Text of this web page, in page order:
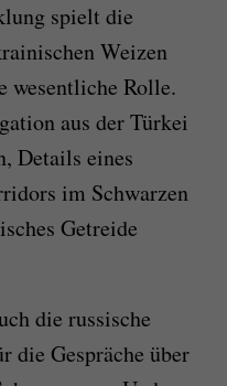
spielt die
Weizen
wesentliche Rolle.
aus der Türkei
Details eines
im Schwarzen
Getreide
die russische
die Gespräche über